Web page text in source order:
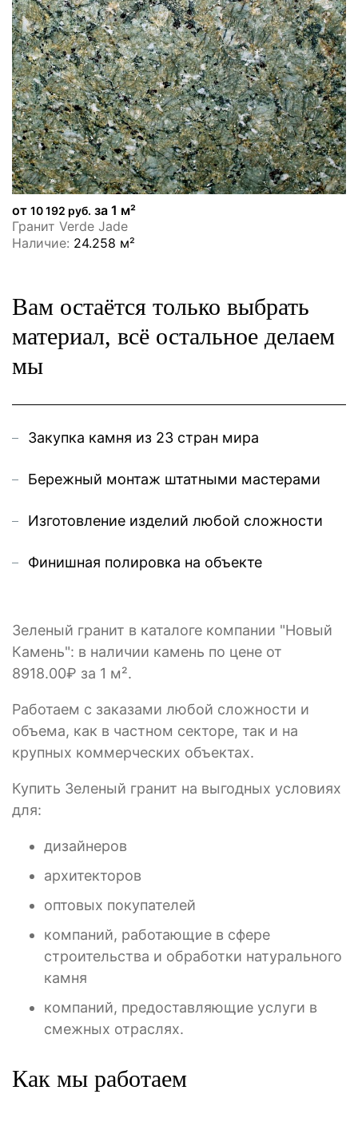
от 10 192 руб. за 1 м²
Гранит Verde Jade
Наличие: 24.258 м²
Вам остаётся только выбрать
материал, всё остальное делаем
мы
Закупка камня из 23 стран мира
Бережный монтаж штатными мастерами
Изготовление изделий любой сложности
Финишная полировка на объекте
Зеленый гранит в каталоге компании "Новый
Камень": в наличии камень по цене от
8918.00₽ за 1 м².
Работаем с заказами любой сложности и
объема, как в частном секторе, так и на
крупных коммерческих объектах.
Купить Зеленый гранит на выгодных условиях
для:
дизайнеров
архитекторов
оптовых покупателей
компаний, работающие в сфере
строительства и обработки натурального
камня
компаний, предоставляющие услуги в
смежных отраслях.
Как мы работаем